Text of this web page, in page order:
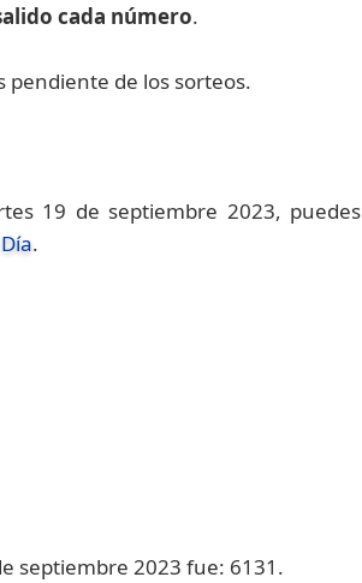
cada número.
pendiente de los sorteos.
19 de septiembre 2023, puedes
.
septiembre 2023 fue: 6131.